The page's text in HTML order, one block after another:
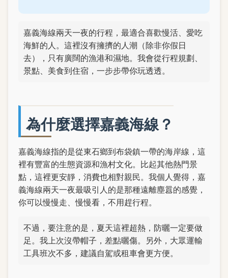
嘉義海線兩天一夜的行程，最適合喜歡慢活、愛吃
海鮮的人。這裡沒有擁擠的人潮（除非你假日
去），只有廣闊的漁港和濕地。我會從行程規劃、
景點、美食到住宿，一步步帶你玩透透。
為什麼選擇嘉義海線？
嘉義海線指的是從東石鄉到布袋鎮一帶的海岸線，這
裡有豐富的生態資源和漁村文化。比起其他熱門景
點，這裡更安靜，消費也相對親民。我個人覺得，嘉
義海線兩天一夜最吸引人的是那種遠離塵囂的感覺，
你可以慢慢走、慢慢看，不用趕行程。
不過，要注意的是，夏天這裡超熱，防曬一定要做
足。我上次沒帶帽子，差點曬傷。另外，大眾運輸
工具班次不多，建議自駕或租車會更方便。